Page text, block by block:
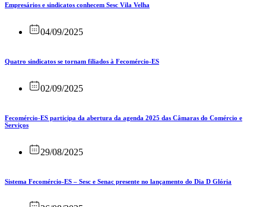
Empresários e sindicatos conhecem Sesc Vila Velha
04/09/2025
Quatro sindicatos se tornam filiados à Fecomércio-ES
02/09/2025
Fecomércio-ES participa da abertura da agenda 2025 das Câmaras do Comércio e
Serviços
29/08/2025
Sistema Fecomércio-ES – Sesc e Senac presente no lançamento do Dia D Glória